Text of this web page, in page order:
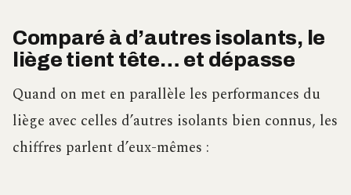
Comparé à d’autres isolants, le
liège tient tête… et dépasse
Quand on met en parallèle les performances du
liège avec celles d’autres isolants bien connus, les
chiffres parlent d’eux-mêmes :